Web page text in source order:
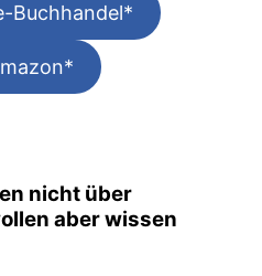
Buchhandel*
nicht über
aber wissen